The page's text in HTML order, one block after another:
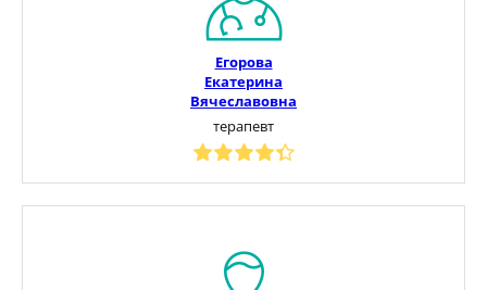
Егорова
Екатерина
Вячеславовна
терапевт